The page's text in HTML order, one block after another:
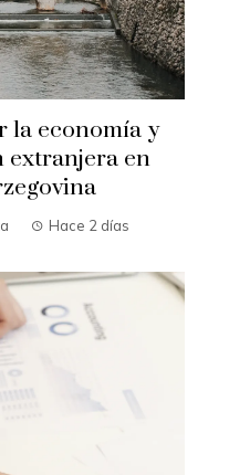
la economía y
extranjera en
Hace 2 días